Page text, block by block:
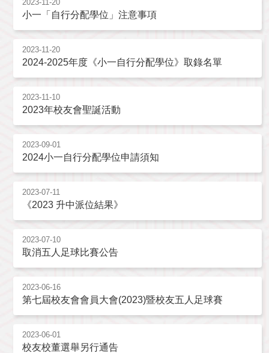
2023-11-20
小一「自行分配學位」注意事項
2023-11-20
2024-2025年度《小一自行分配學位》取錄名單
2023-11-10
2023年校友會聖誕活動
2023-09-01
2024小一自行分配學位申請須知
2023-07-11
《2023 升中派位結果》
2023-07-10
取消五人足球比賽公告
2023-06-16
第七屆校友會會員大會(2023)暨校友五人足球賽
2023-06-01
校友校董選舉另行通告